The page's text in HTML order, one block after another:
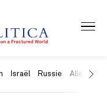
Israël Russie Allemagne